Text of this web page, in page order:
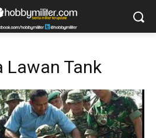
Lawan Tank